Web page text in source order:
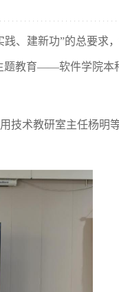
、建新功”的总要求
题教育——软件学院本
技术教研室主任杨明